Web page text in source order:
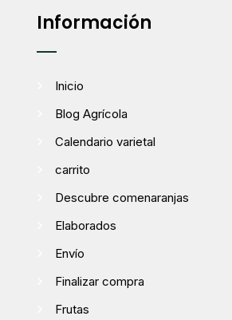
Información
Inicio
Blog Agrícola
Calendario varietal
carrito
Descubre comenaranjas
Elaborados
Envío
Finalizar compra
Frutas